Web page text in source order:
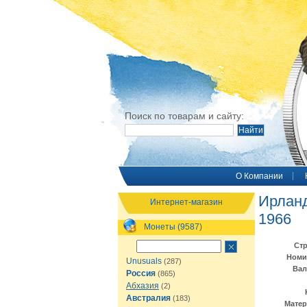
Поиск по товарам и сайту:
O Компании
Интернет-магазин
Монеты (9587)
Unusuals (287)
Россия (865)
Абхазия (2)
Австралия (183)
1966